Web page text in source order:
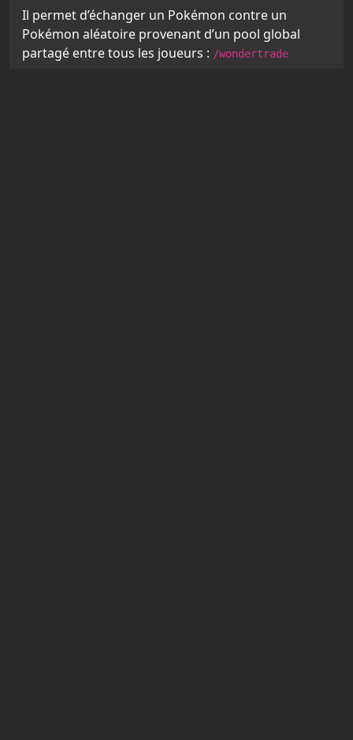
Il permet d’échanger un Pokémon contre un
Pokémon aléatoire provenant d’un pool global
partagé entre tous les joueurs : /wondertrade